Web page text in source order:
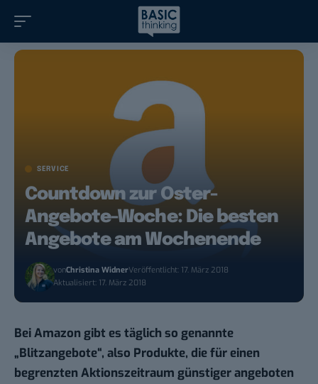
SERVICE
Countdown zur Oster-
Angebote-Woche: Die besten
Angebote am Wochenende
vonChristina WidnerVeröffentlicht: 17. März 2018
Aktualisiert: 17. März 2018
Bei Amazon gibt es täglich so genannte
„Blitzangebote“, also Produkte, die für einen
begrenzten Aktionszeitraum günstiger angeboten